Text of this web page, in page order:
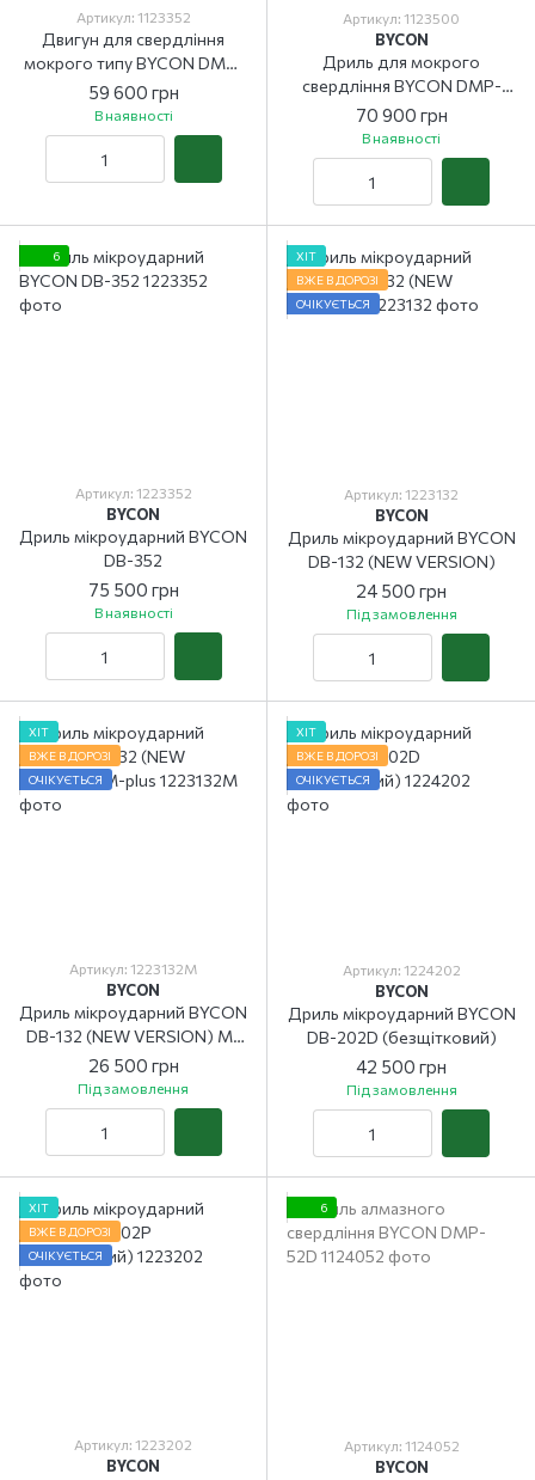
Артикул: 1123352
Двигун для свердління
мокрого типу BYCON DMP-
352
59 600 грн
В наявності
Артикул: 1123500
BYCON
Дриль для мокрого
свердління BYCON DMP-
500
70 900 грн
В наявності
6
Артикул: 1223352
BYCON
Дриль мікроударний BYCON
DB-352
75 500 грн
В наявності
ХІТ
ВЖЕ В ДОРОЗІ
ОЧІКУЄТЬСЯ
Артикул: 1223132
BYCON
Дриль мікроударний BYCON
DB-132 (NEW VERSION)
24 500 грн
Під замовлення
ХІТ
ВЖЕ В ДОРОЗІ
ОЧІКУЄТЬСЯ
Артикул: 1223132M
BYCON
Дриль мікроударний BYCON
DB-132 (NEW VERSION) M-
plus
26 500 грн
Під замовлення
ХІТ
ВЖЕ В ДОРОЗІ
ОЧІКУЄТЬСЯ
Артикул: 1224202
BYCON
Дриль мікроударний BYCON
DB-202D (безщітковий)
42 500 грн
Під замовлення
ХІТ
ВЖЕ В ДОРОЗІ
ОЧІКУЄТЬСЯ
Артикул: 1223202
BYCON
6
Артикул: 1124052
BYCON